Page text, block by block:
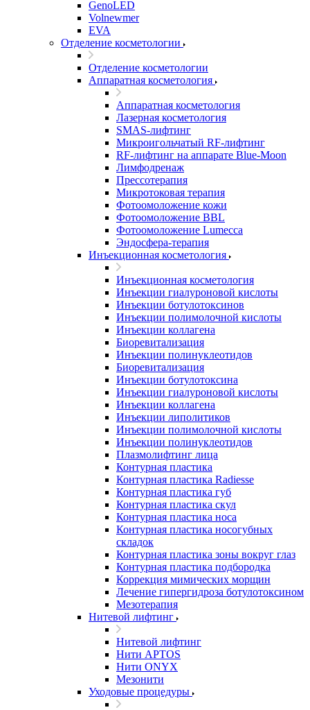
GenoLED
Volnewmer
EVA
Отделение косметологии
Отделение косметологии
Аппаратная косметология
Аппаратная косметология
Лазерная косметология
SMAS-лифтинг
Микроигольчатый RF-лифтинг
RF-лифтинг на аппарате Blue-Moon
Лимфодренаж
Прессотерапия
Микротоковая терапия
Фотоомоложение кожи
Фотоомоложение BBL
Фотоомоложение Lumecca
Эндосфера-терапия
Инъекционная косметология
Инъекционная косметология
Инъекции гиалуроновой кислоты
Инъекции ботулотоксинов
Инъекции полимолочной кислоты
Инъекции коллагена
Биоревитализация
Инъекции полинуклеотидов
Биоревитализация
Инъекции ботулотоксина
Инъекции гиалуроновой кислоты
Инъекции коллагена
Инъекции липолитиков
Инъекции полимолочной кислоты
Инъекции полинуклеотидов
Плазмолифтинг лица
Контурная пластика
Контурная пластика Radiesse
Контурная пластика губ
Контурная пластика скул
Контурная пластика носа
Контурная пластика носогубных
складок
Контурная пластика зоны вокруг глаз
Контурная пластика подбородка
Коррекция мимических морщин
Лечение гипергидроза ботулотоксином
Мезотерапия
Нитевой лифтинг
Нитевой лифтинг
Нити APTOS
Нити ONYX
Мезонити
Уходовые процедуры